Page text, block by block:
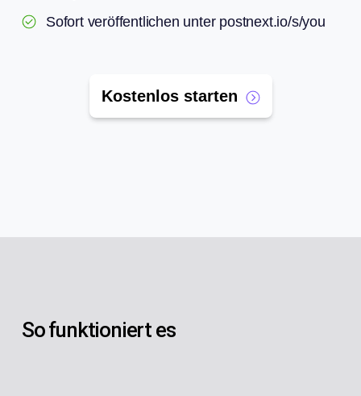
Sofort veröffentlichen unter postnext.io/s/you
Kostenlos starten
So funktioniert es